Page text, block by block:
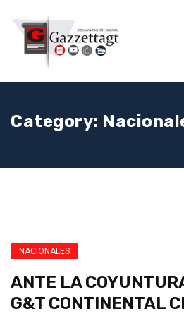
Category:
NACIONALES
ANTE LA
G&T CONTINENTAL